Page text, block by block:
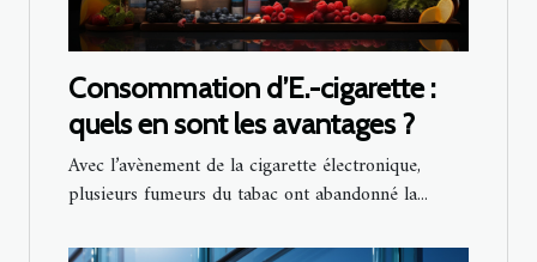
Consommation d’E.-cigarette :
quels en sont les avantages ?
Avec l’avènement de la cigarette électronique,
plusieurs fumeurs du tabac ont abandonné la...